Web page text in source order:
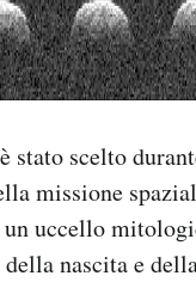
stato scelto
missione
uccello
nascita e